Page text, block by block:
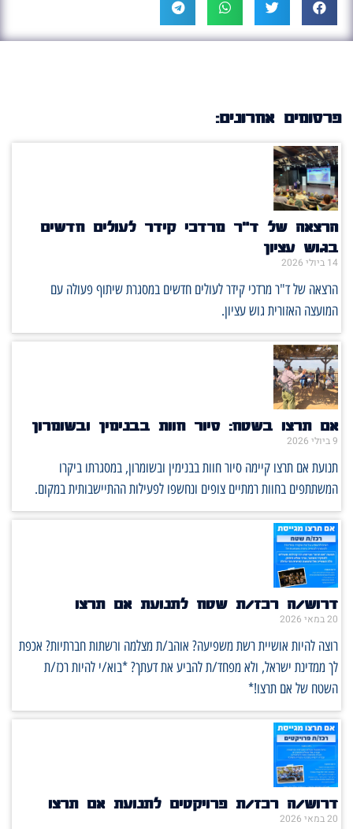
פרסומים אחרונים:
הרצאה של ד"ר מרדכי קידר לעולים חדשים
בגוש עציון
14 ביולי 2026
הרצאה של ד"ר מרדכי קידר לעולים חדשים במסגרת שיתוף פעולה עם
המועצה האזורית גוש עציון.
אם תרצו בשטח: סיור חוות בבנימין ובשומרון
9 ביולי 2026
תנועת אם תרצו קיימה סיור חוות בבנימין ובשומרון, במסגרתו ביקרו
המשתתפים בחוות רמתיים צופים ונחשפו לפעילות ההתיישבותית במקום.
דרוש/ה רכז/ת שטח לתנועת אם תרצו
20 במאי 2026
רוצה להיות אושיית רשת משפיעה? אוהב/ת מצלמה ורשתות חברתיות? אכפת
לך ממדינת ישראל, ולא מפחד/ת להביע את דעתך? *בוא/י להיות רכז/ת
השטח של אם תרצו!*
דרוש/ה רכז/ת פרויקטים לתנועת אם תרצו
20 במאי 2026